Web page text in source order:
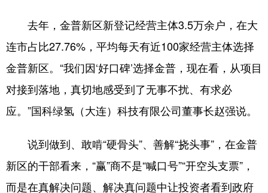
去年，金普新区新登记经营主体3.5万余户，在大
连市占比27.76%，平均每天有近100家经营主体选择
金普新区。“我们因‘好口碑’选择金普，现在看，从项目
对接到落地，真切地感受到了无事不扰、有求必
应。”国科绿氢（大连）科技有限公司董事长赵强说。
说到做到、敢啃“硬骨头”、善解“挠头事”，在金普
新区的干部看来，“赢”商不是“喊口号”“开空头支票”，
而是在真解决问题、解决真问题中让投资者看到政府